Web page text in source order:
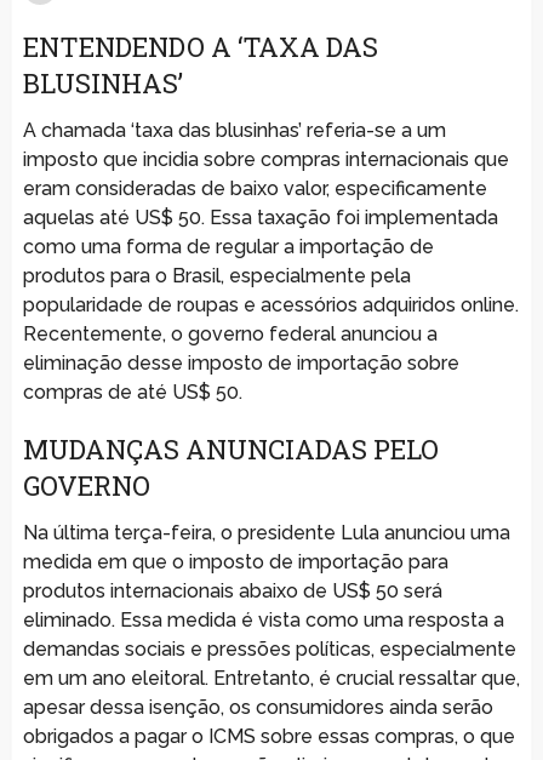
ENTENDENDO A ‘TAXA DAS
BLUSINHAS’
A chamada ‘taxa das blusinhas’ referia-se a um
imposto que incidia sobre compras internacionais que
eram consideradas de baixo valor, especificamente
aquelas até US$ 50. Essa taxação foi implementada
como uma forma de regular a importação de
produtos para o Brasil, especialmente pela
popularidade de roupas e acessórios adquiridos online.
Recentemente, o governo federal anunciou a
eliminação desse imposto de importação sobre
compras de até US$ 50.
MUDANÇAS ANUNCIADAS PELO
GOVERNO
Na última terça-feira, o presidente Lula anunciou uma
medida em que o imposto de importação para
produtos internacionais abaixo de US$ 50 será
eliminado. Essa medida é vista como uma resposta a
demandas sociais e pressões políticas, especialmente
em um ano eleitoral. Entretanto, é crucial ressaltar que,
apesar dessa isenção, os consumidores ainda serão
obrigados a pagar o ICMS sobre essas compras, o que